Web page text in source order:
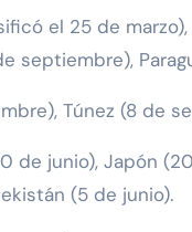
el 25 de
septiembre),
Túnez (8 de
de junio), Japón
(5 de junio).